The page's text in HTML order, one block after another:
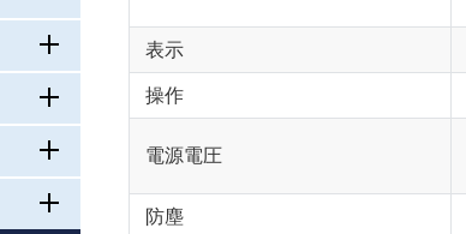
表示
操作
電源電圧
防塵